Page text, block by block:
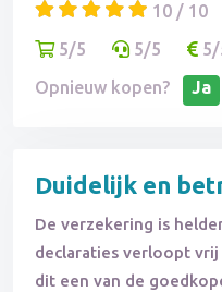
10 / 10
5/5
5/5 5/
Opnieuw kopen?
Ja
Duidelijk en
De verzekering is
declaraties verloopt vrij
dit een van de